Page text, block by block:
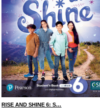
RISE AND SHINE 6: S…